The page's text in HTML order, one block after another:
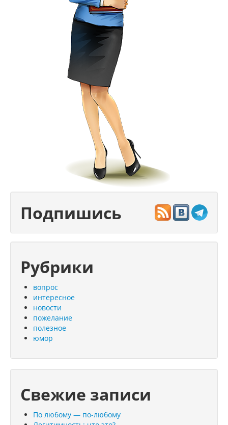
Подпишись
Рубрики
вопрос
интересное
новости
пожелание
полезное
юмор
Свежие записи
По любому — по-любому